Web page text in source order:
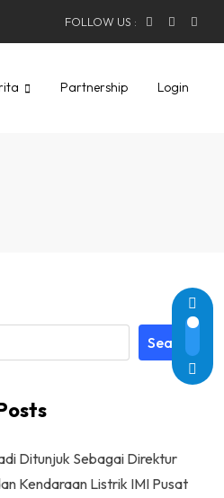
FOLLOW US :
Partnership Login
Search
Ditunjuk Sebagai Direktur
Kendaraan Listrik IMI Pusat